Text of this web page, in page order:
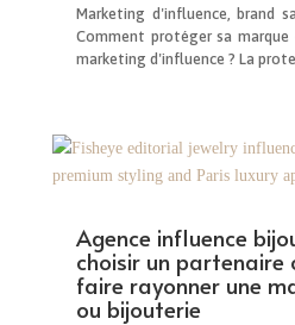
Marketing d'influence, brand
Comment protéger sa marque
marketing d'influence ? La
Agence influence
choisir un partenaire
faire rayonner une
ou bijouterie